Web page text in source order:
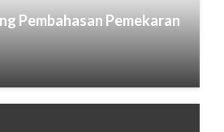
Pembahasan Pemekaran